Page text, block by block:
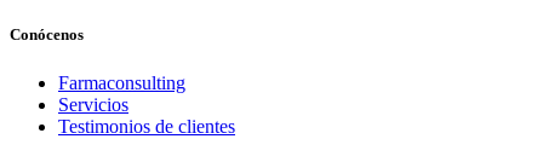
Conócenos
Farmaconsulting
Servicios
Testimonios de clientes